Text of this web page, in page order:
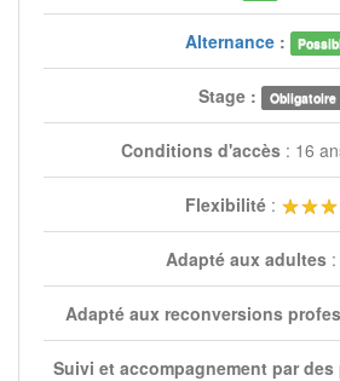
Alternance:
Stage : Obligatoire
Conditions d'accès: 16
Flexibilité:
Adapté aux adultes:
Adapté aux reconversions
Suivi et accompagnement par